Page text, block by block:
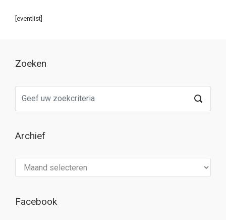
[eventlist]
Zoeken
Archief
Facebook